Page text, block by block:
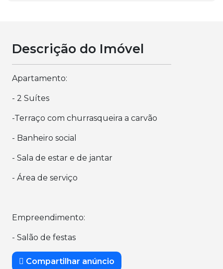
Descrição do Imóvel
Apartamento:
- 2 Suítes
-Terraço com churrasqueira a carvão
- Banheiro social
- Sala de estar e de jantar
- Área de serviço
Empreendimento:
- Salão de festas
Compartilhar anúncio